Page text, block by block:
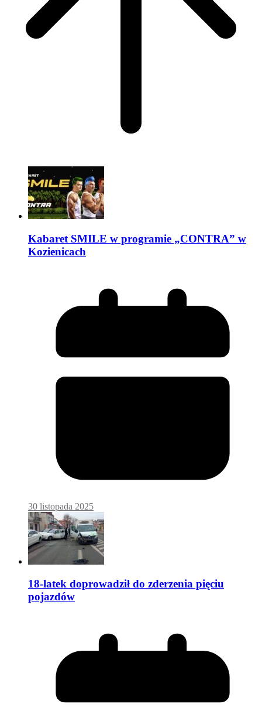
Kabaret SMILE w programie „CONTRA” w
Kozienicach
30 listopada 2025
18-latek doprowadził do zderzenia pięciu
pojazdów